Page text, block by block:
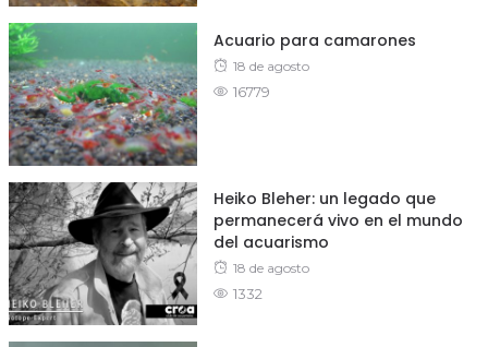
Acuario para camarones
Posted
on
18 de agosto
16779
Heiko Bleher: un legado que
permanecerá vivo en el mundo
del acuarismo
Posted
on
18 de agosto
1332